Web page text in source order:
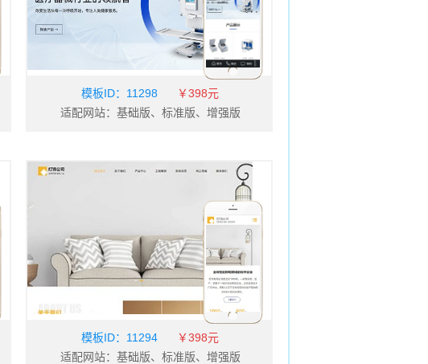
模板ID： 11298
￥398元
适配网站：基础版、标准版、增强版
模板ID： 11294
￥398元
适配网站：基础版、标准版、增强版